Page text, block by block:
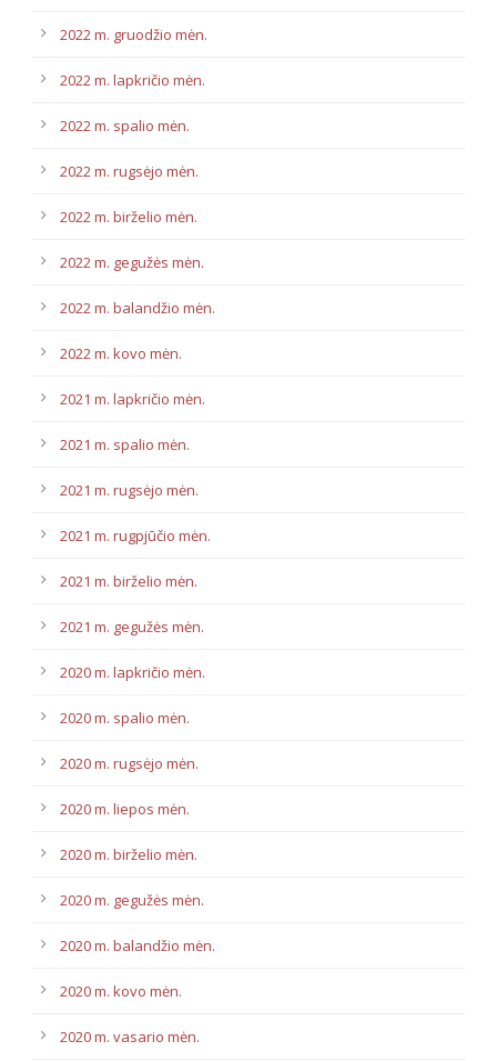
2022 m. gruodžio mėn.
2022 m. lapkričio mėn.
2022 m. spalio mėn.
2022 m. rugsėjo mėn.
2022 m. birželio mėn.
2022 m. gegužės mėn.
2022 m. balandžio mėn.
2022 m. kovo mėn.
2021 m. lapkričio mėn.
2021 m. spalio mėn.
2021 m. rugsėjo mėn.
2021 m. rugpjūčio mėn.
2021 m. birželio mėn.
2021 m. gegužės mėn.
2020 m. lapkričio mėn.
2020 m. spalio mėn.
2020 m. rugsėjo mėn.
2020 m. liepos mėn.
2020 m. birželio mėn.
2020 m. gegužės mėn.
2020 m. balandžio mėn.
2020 m. kovo mėn.
2020 m. vasario mėn.